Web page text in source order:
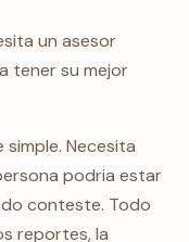
un asesor
tener su mejor
Necesita
podria estar
conteste. Todo
reportes, la